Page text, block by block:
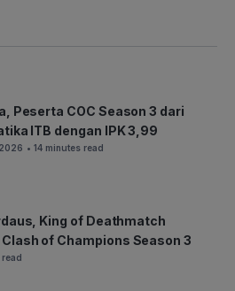
Peserta COC Season 3 dari
ITB dengan IPK 3,99
• 14 minutes read
King of Deathmatch
of Champions Season 3
read